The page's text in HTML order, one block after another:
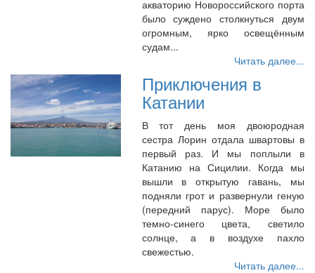
акваторию Новороссийского порта
было суждено столкнуться двум
огромным, ярко освещённым
судам...
Читать далее...
Приключения в
Катании
В тот день моя двоюродная
сестра Лорин отдала швартовы в
первый раз. И мы поплыли в
Катанию на Сицилии. Когда мы
вышли в открытую гавань, мы
подняли грот и развернули геную
(передний парус). Море было
темно-синего цвета, светило
солнце, а в воздухе пахло
свежестью.
Читать далее...